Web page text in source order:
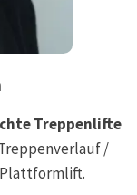
Treppenlifte
/